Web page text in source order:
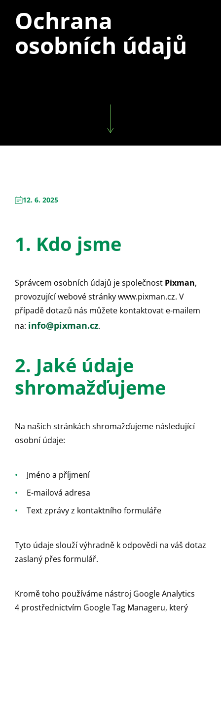
Ochrana
osobních údajů
12. 6. 2025
1. Kdo jsme
Správcem osobních údajů je společnost Pixman,
provozující webové stránky www.pixman.cz. V
případě dotazů nás můžete kontaktovat e-mailem
na: info@pixman.cz.
2. Jaké údaje
shromažďujeme
Na našich stránkách shromažďujeme následující
osobní údaje:
Jméno a příjmení
E-mailová adresa
Text zprávy z kontaktního formuláře
Tyto údaje slouží výhradně k odpovědi na váš dotaz
zaslaný přes formulář.
Kromě toho používáme nástroj Google Analytics
4 prostřednictvím Google Tag Manageru, který